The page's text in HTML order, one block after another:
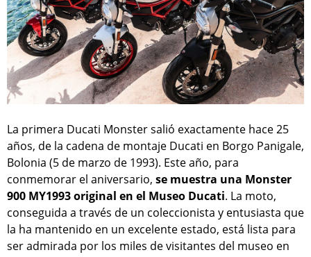
La primera Ducati Monster salió exactamente hace 25
años, de la cadena de montaje Ducati en Borgo Panigale,
Bolonia (5 de marzo de 1993). Este año, para
conmemorar el aniversario, se muestra una Monster
900 MY1993 original en el Museo Ducati. La moto,
conseguida a través de un coleccionista y entusiasta que
la ha mantenido en un excelente estado, está lista para
ser admirada por los miles de visitantes del museo en